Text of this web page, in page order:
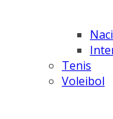
Tenis
Voleibol